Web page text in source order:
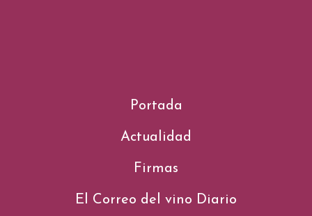
Portada
Actualidad
Firmas
El Correo del vino Diario